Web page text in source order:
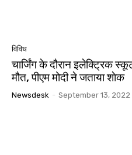
विविध
चार्जिंग के दौरान इलेक्ट्रिक
मौत, पीएम मोदी ने जताया शाेक
Newsdesk - September 13, 2022